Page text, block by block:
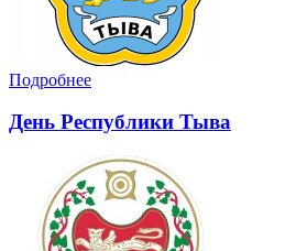
Подробнее
День Республики Тыва